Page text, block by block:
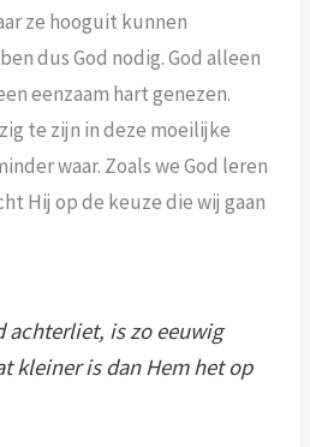
ze hooguit kunnen
dus God nodig. God alleen
eenzaam hart genezen.
te zijn in deze moeilijke
waar. Zoals we God leren
Hij op de keuze die wij gaan
achterliet, is zo eeuwig
kleiner is dan Hem het op